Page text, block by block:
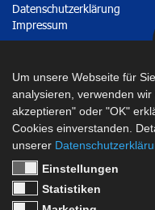
Datenschutzerklärung
Impressum
Um unsere Webseite für
analysieren, verwenden
akzeptieren" oder "OK"
Cookies einverstanden.
unserer
Einstellungen
Statistiken